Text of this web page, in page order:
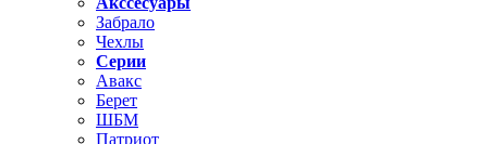
Забрало
Чехлы
Серии
Авакс
Берет
ШБМ
Патриот